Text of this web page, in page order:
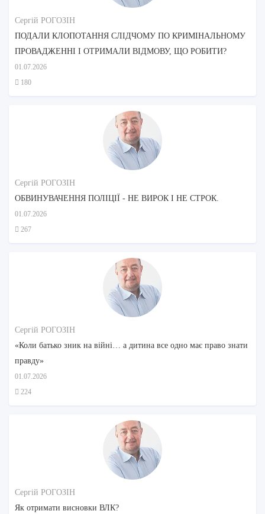
Сергій РОГОЗІН
ПОДАЛИ КЛОПОТАННЯ СЛІДЧОМУ ПО КРИМІНАЛЬНОМУ
ПРОВАДЖЕННІ І ОТРИМАЛИ ВІДМОВУ, ЩО РОБИТИ?
01.07.2026
180
Сергій РОГОЗІН
ОБВИНУВАЧЕННЯ ПОЛІЦІЇ - НЕ ВИРОК І НЕ СТРОК.
01.07.2026
267
Сергій РОГОЗІН
«Коли батько зник на війні… а дитина все одно має право знати
правду»
01.07.2026
224
Сергій РОГОЗІН
Як отримати висновки ВЛК?